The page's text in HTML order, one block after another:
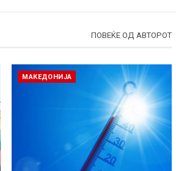
ПОВЕЌЕ ОД АВТОРОТ
МАКЕДОНИЈА